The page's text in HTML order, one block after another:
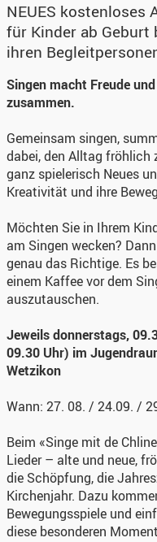
NEUES kostenloses
für Kinder ab
ihren
Singen macht Freude
zusammen.
Gemeinsam singen,
dabei, den Alltag fröhlich
ganz spielerisch Neues
Kreativität und ihre
Möchten Sie in Ihrem
am Singen wecken?
genau das Richtige. Es
einem Kaffee vor dem
auszutauschen.
Jeweils donnerstags,
09.30 Uhr) im
Wetzikon
Wann: 27. 08. / 24.09. /
Beim «Singe mit de
Lieder – alte und neue,
die Schöpfung, die
Kirchenjahr. Dazu
Bewegungsspiele und
diese besonderen